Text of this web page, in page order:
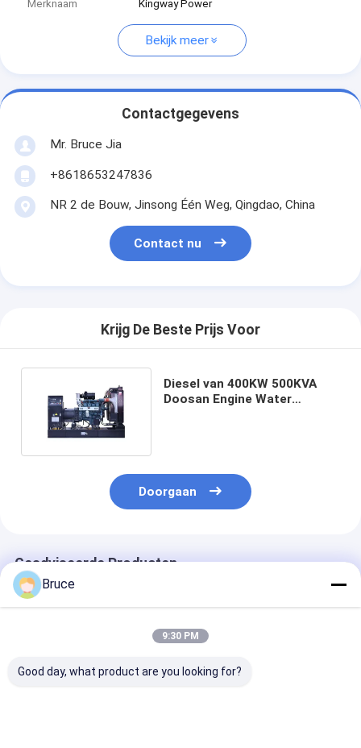
Merknaam
Kingway Power
Bekijk meer
Contactgegevens
Mr. Bruce Jia
+8618653247836
NR 2 de Bouw, Jinsong Één Weg, Qingdao, China
Contact nu
Krijg De Beste Prijs Voor
Diesel van 400KW 500KVA
Doosan Engine Water
Doorgaan
Geadviseerde Producten
Bruce
9:30 PM
Good day, what product are you looking for?